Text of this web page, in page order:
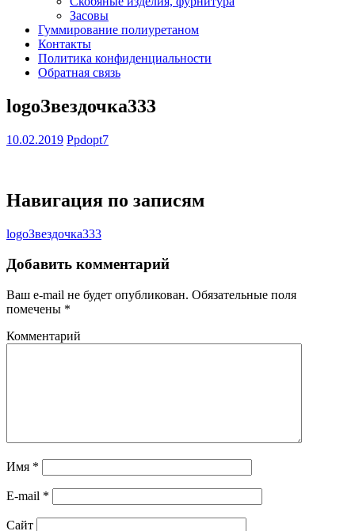
Засовы
Гуммирование полиуретаном
Контакты
Политика конфиденциальности
Обратная связь
logoЗвездочка333
10.02.2019 Ppdopt7
Навигация по записям
logoЗвездочка333
Добавить комментарий
Ваш e-mail не будет опубликован. Обязательные поля
помечены *
Комментарий
Имя *
E-mail *
Сайт